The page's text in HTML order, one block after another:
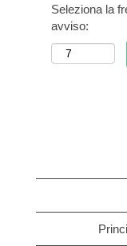
Seleziona la
avviso: